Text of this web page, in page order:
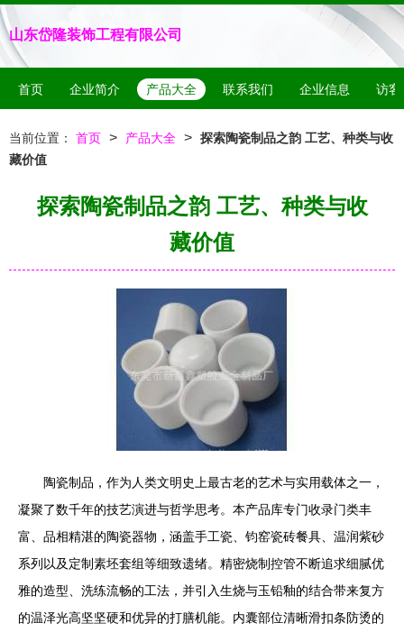
山东岱隆装饰工程有限公司
首页 企业简介 产品大全 联系我们 企业信息 访客
当前位置： 首页 > 产品大全 > 探索陶瓷制品之韵 工艺、种类与收
藏价值
探索陶瓷制品之韵 工艺、种类与收
藏价值
陶瓷制品，作为人类文明史上最古老的艺术与实用载体之一，
凝聚了数千年的技艺演进与哲学思考。本产品库专门收录门类丰
富、品相精湛的陶瓷器物，涵盖手工瓷、钧窑瓷砖餐具、温润紫砂
系列以及定制素坯套组等细致遗绪。精密烧制控管不断追求细腻优
雅的造型、洗练流畅的工法，并引入生烧与玉铅釉的结合带来复方
的温泽光高坚坚硬和优异的打膳机能。内囊部位清晰滑扣条防烫的